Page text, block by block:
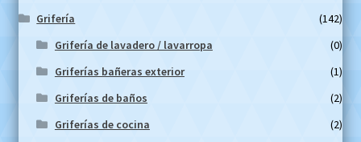
Grifería
(142)
Grifería de lavadero / lavarropa
(0)
Griferías bañeras exterior
(1)
Griferías de baños
(2)
Griferías de cocina
(2)